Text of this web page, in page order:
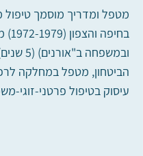
מטפל ומדריך מוסמך טיפול
הביטחון, מטפל במחלקה
עיסוק בטיפול פרטני-זוגי-